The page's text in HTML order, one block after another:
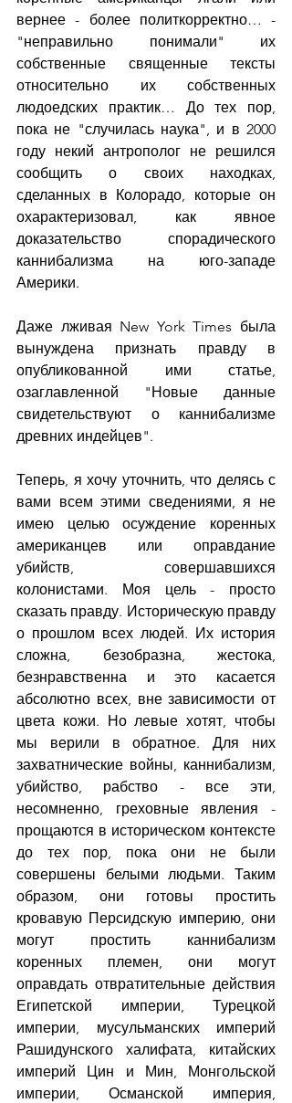
вернее - более политкорректно… -
"неправильно понимали" их
собственные священные тексты
относительно их собственных
людоедских практик… До тех пор,
пока не "случилась наука", и в 2000
году некий антрополог не решился
сообщить о своих находках,
сделанных в Колорадо, которые он
охарактеризовал, как явное
доказательство спорадического
каннибализма на юго-западе
Америки.
Даже лживая New York Times была
вынуждена признать правду в
опубликованной ими статье,
озаглавленной "Новые данные
свидетельствуют о каннибализме
древних индейцев".
Теперь, я хочу уточнить, что делясь с
вами всем этими сведениями, я не
имею целью осуждение коренных
американцев или оправдание
убийств, совершавшихся
колонистами. Моя цель - просто
сказать правду. Историческую правду
о прошлом всех людей. Их история
сложна, безобразна, жестока,
безнравственна и это касается
абсолютно всех, вне зависимости от
цвета кожи. Но левые хотят, чтобы
мы верили в обратное. Для них
захватнические войны, каннибализм,
убийство, рабство - все эти,
несомненно, греховные явления -
прощаются в историческом контексте
до тех пор, пока они не были
совершены белыми людьми. Таким
образом, они готовы простить
кровавую Персидскую империю, они
могут простить каннибализм
коренных племен, они могут
оправдать отвратительные действия
Египетской империи, Турецкой
империи, мусульманских империй
Рашидунского халифата, китайских
империй Цин и Мин, Монгольской
империи, Османской империя,